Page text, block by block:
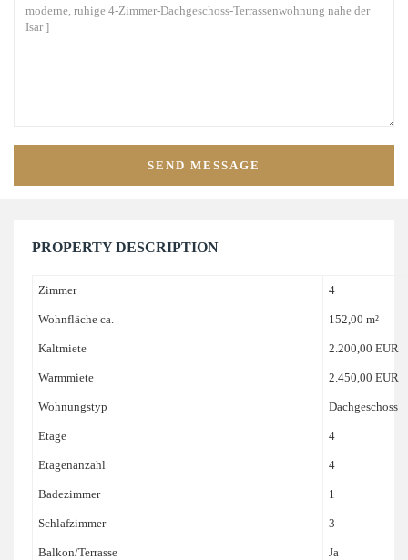
PROPERTY DESCRIPTION
Zimmer 4
Wohnfläche ca. 152,00 m²
Kaltmiete 2.200,00 EUR
Warmmiete 2.450,00 EUR
Wohnungstyp Dachgeschoss
Etage 4
Etagenanzahl 4
Badezimmer 1
Schlafzimmer 3
Balkon/Terrasse Ja